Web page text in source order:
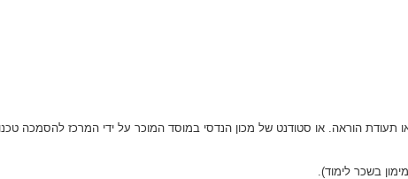
תעודת הוראה. או סטודנט של מכון הנדסי במוסד המוכר על ידי המרכז להסמכה
בשכר לימוד).